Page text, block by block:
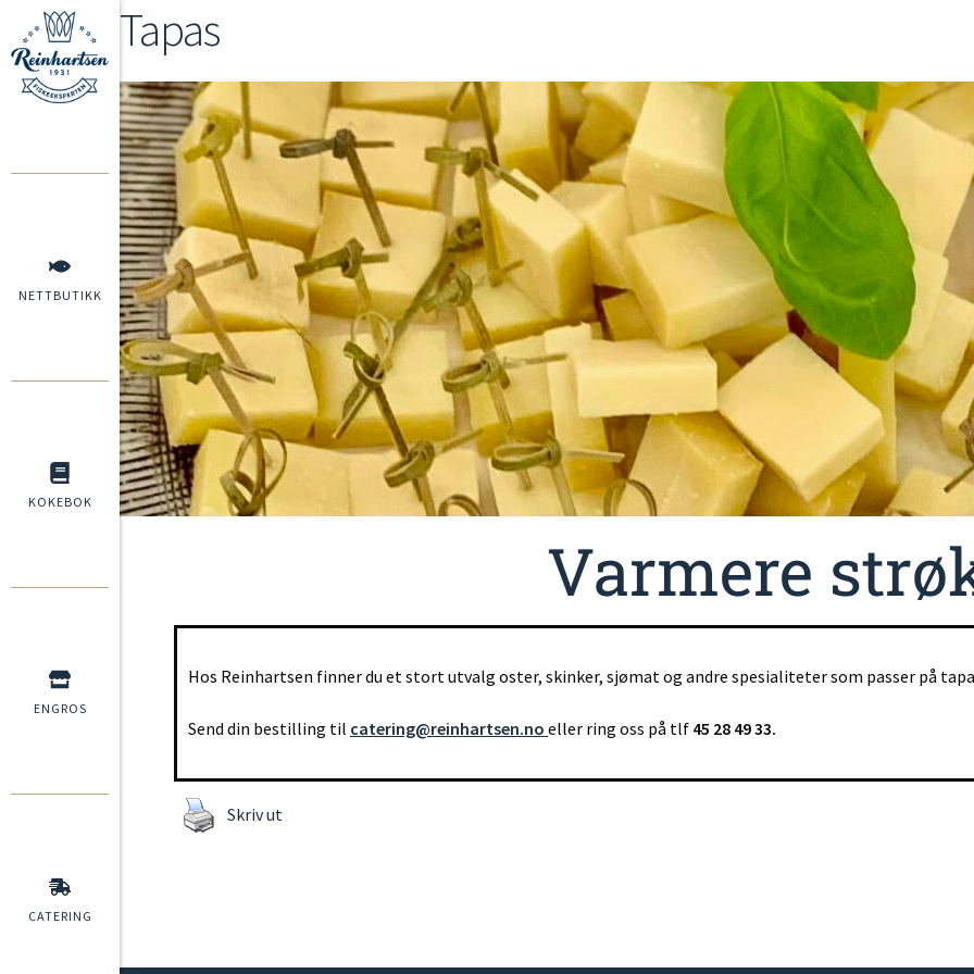
NETTBUTIKK
KOKEBOK
ENGROS
CATERING
Tapas
Varmere
Hos Reinhartsen finner du et stort utvalg oster, skinker, sjømat og andre spesialiteter som passer på
Send din bestilling til catering@reinhartsen.no eller ring oss på tlf 45 28 49 33.
Skriv ut